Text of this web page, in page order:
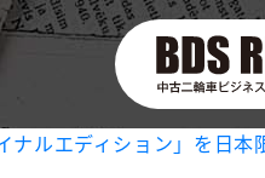
ナルエディション」を日